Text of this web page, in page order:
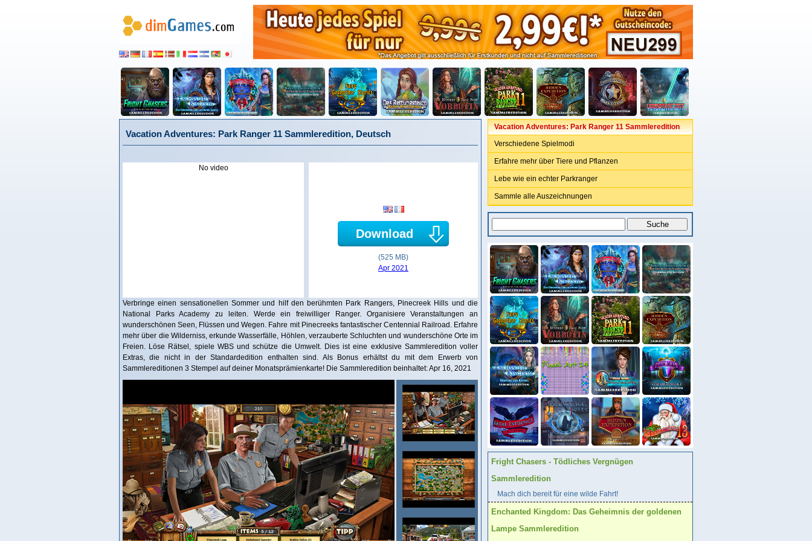
Vacation Adventures: Park Ranger 11 Sammleredition, Deutsch
No video
Download
(525 MB)
Apr 2021
Verbringe einen sensationellen Sommer und hilf den berühmten Park Rangers, Pinecreek Hills und die
National Parks Academy zu leiten. Werde ein freiwilliger Ranger. Organisiere Veranstaltungen an
wunderschönen Seen, Flüssen und Wegen. Fahre mit Pinecreeks fantastischer Centennial Railroad. Erfahre
mehr über die Wilderniss, erkunde Wasserfälle, Höhlen, verzauberte Schluchten und wunderschöne Orte im
Freien. Löse Rätsel, spiele WBS und schütze die Umwelt. Dies ist eine exklusive Sammleredition voller
Extras, die nicht in der Standardedition enthalten sind. Als Bonus erhältst du mit dem Erwerb von
Sammlereditionen 3 Stempel auf deiner Monatsprämienkarte! Die Sammleredition beinhaltet: Apr 16, 2021
Vacation Adventures: Park Ranger 11 Sammleredition
Verschiedene Spielmodi
Erfahre mehr über Tiere und Pflanzen
Lebe wie ein echter Parkranger
Sammle alle Auszeichnungen
Fright Chasers - Tödliches Vergnügen
Sammleredition
Mach dich bereit für eine wilde Fahrt!
Enchanted Kingdom: Das Geheimnis der goldenen
Lampe Sammleredition